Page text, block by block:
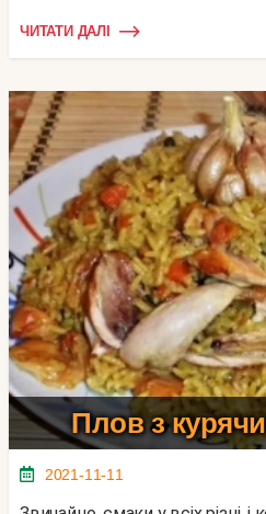
ЧИТАТИ ДАЛІ
Плов з
2021-11-11